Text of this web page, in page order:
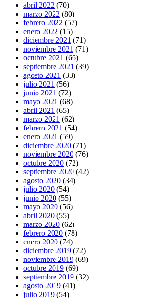
abril 2022 (70)
marzo 2022 (80)
febrero 2022 (57)
enero 2022 (15)
diciembre 2021 (71)
noviembre 2021 (71)
octubre 2021 (66)
septiembre 2021 (39)
agosto 2021 (33)
julio 2021 (56)
junio 2021 (72)
mayo 2021 (68)
abril 2021 (65)
marzo 2021 (62)
febrero 2021 (54)
enero 2021 (59)
diciembre 2020 (71)
noviembre 2020 (76)
octubre 2020 (72)
septiembre 2020 (42)
agosto 2020 (34)
julio 2020 (54)
junio 2020 (55)
mayo 2020 (56)
abril 2020 (55)
marzo 2020 (62)
febrero 2020 (78)
enero 2020 (74)
diciembre 2019 (72)
noviembre 2019 (69)
octubre 2019 (69)
septiembre 2019 (32)
agosto 2019 (41)
julio 2019 (54)